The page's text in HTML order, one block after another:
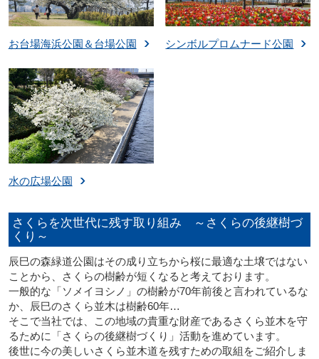
お台場海浜公園＆台場公園 シンボルプロムナード公園
水の広場公園
さくらを次世代に残す取り組み ～さくらの後継樹づ
くり～
辰巳の森緑道公園はその成り立ちから桜に最適な土壌ではない
ことから、さくらの樹齢が短くなると考えております。
一般的な「ソメイヨシノ」の樹齢が70年前後と言われているな
か、辰巳のさくら並木は樹齢60年…
そこで当社では、この地域の貴重な財産であるさくら並木を守
るために「さくらの後継樹づくり」活動を進めています。
後世に今の美しいさくら並木道を残すための取組をご紹介しま